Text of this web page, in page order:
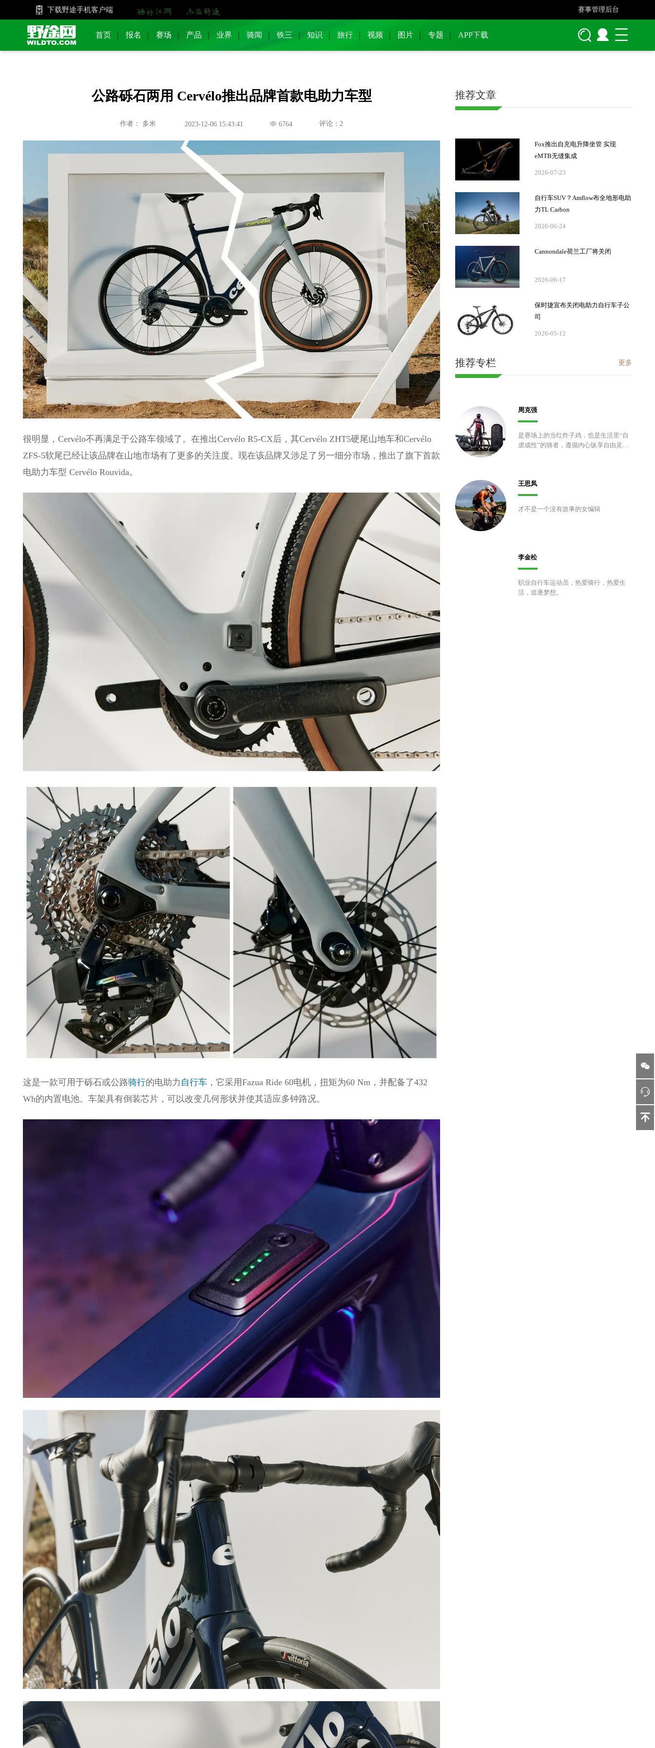
下载野途手机客户端 赛事管理后台
首页 报名 赛场 产品 业界 骑闻 铁三 知识 旅行 视频 图片 专题 APP下载
公路砾石两用 Cervélo推出品牌首款电助力车型
作者： 多米 2023-12-06 15:43:41 6764 评论：2
很明显，Cervélo不再满足于公路车领域了。在推出Cervélo R5-CX后，其Cervélo ZHT5硬尾山地车和Cervélo
ZFS-5软尾已经让该品牌在山地市场有了更多的关注度。现在该品牌又涉足了另一细分市场，推出了旗下首款
电助力车型 Cervélo Rouvida。
这是一款可用于砾石或公路骑行的电助力 自行车 ，它采用Fazua Ride 60电机，扭矩为60 Nm，并配备了432
Wh的内置电池。车架具有倒装芯片，可以改变几何形状并使其适应多钟路况。
推荐文章
Fox推出自充电升降坐管 实现
eMTB无缝集成
2026-07-23
自行车SUV？Amflow布全地形电助
力TL Carbon
2026-06-24
Cannondale荷兰工厂将关闭
2026-06-17
保时捷宣布关闭电助力自行车子公
司
2026-05-12
推荐专栏 更多
周克强
是赛场上的当红炸子鸡，也是生活里“自
虐成性”的骑者，遵循内心纵享自由灵
王思凤
才不是一个没有故事的女编辑
李金松
职业自行车运动员，热爱骑行，热爱生
活，追逐梦想。